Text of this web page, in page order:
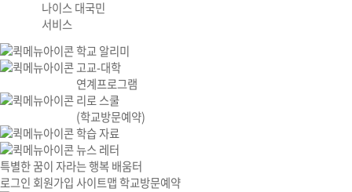
나이스 대국민
서비스
학교 알리미
고교-대학
연계프로그램
리로 스쿨
(학교방문예약)
학습 자료
뉴스 레터
특별한 꿈이 자라는 행복 배움터
로그인 회원가입사이트맵학교방문예약